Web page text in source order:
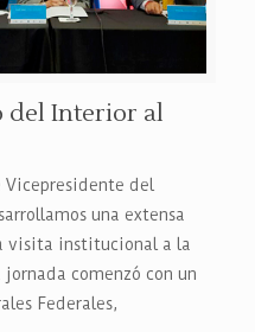
del Interior al
Vicepresidente del
una extensa
visita institucional a la
comenzó con un
Federales,